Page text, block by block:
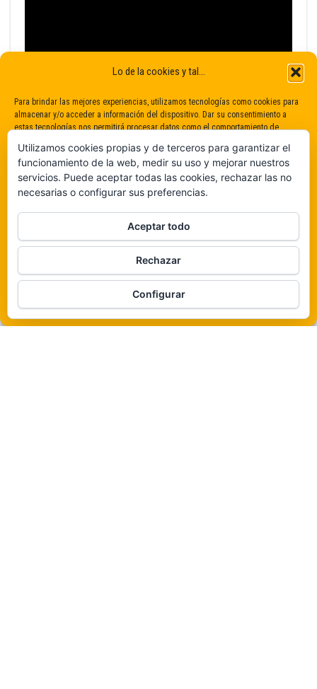
Lo de la cookies y tal...
Para brindar las mejores experiencias, utilizamos tecnologías como cookies para
almacenar y/o acceder a información del dispositivo. Dar su consentimiento a
estas tecnologías nos permitirá procesar datos como el comportamiento de
consentimiento puede afectar negativamente a determinadas características y
funciones.
De ninguna manera
Veámos que hay aquí
Política de cookies
WordPress |Tema:
Utilizamos cookies propias y de terceros para garantizar el
funcionamiento de la web, medir su uso y mejorar nuestros
servicios. Puede aceptar todas las cookies, rechazar las no
necesarias o configurar sus preferencias.
Aceptar todo
Rechazar
Configurar